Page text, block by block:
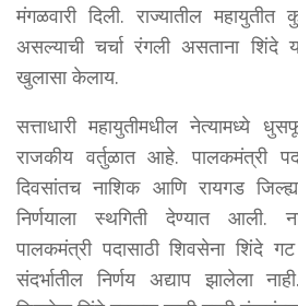
मंगळवारी दिली. राज्यातील
असल्याची चर्चा रंगली असताना शिंदे
खुलासा केलाय.
सत्ताधारी महायुतीमधील नेत्यामध्ये
राजकीय वर्तुळात आहे. पालकमंत्री
दिवसांतच नाशिक आणि रायगड
निर्णयाला स्थगिती देण्यात आली.
पालकमंत्री पदासाठी शिवसेना शिंदे
संदर्भातील निर्णय अद्याप झालेला